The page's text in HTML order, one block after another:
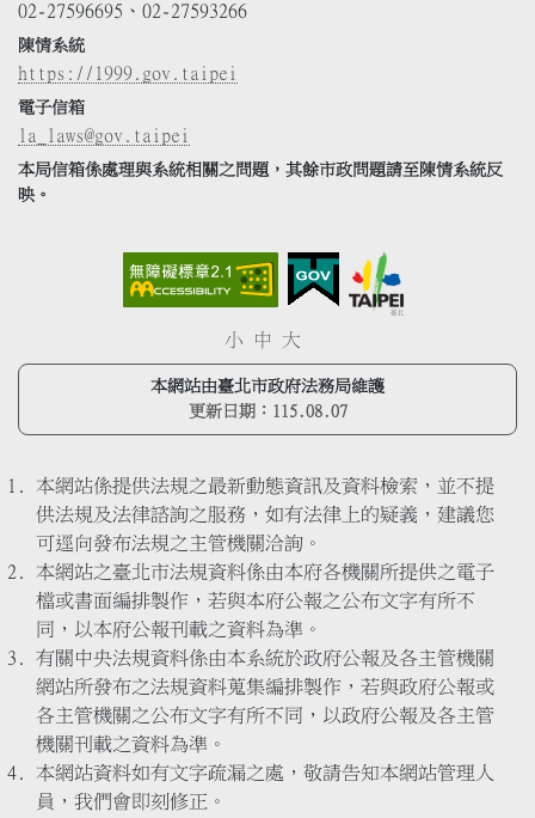
02-27596695、02-27593266
陳情系統
https://1999.gov.taipei
電子信箱
la_laws@gov.taipei
本局信箱係處理與系統相關之問題，其餘市政問題請至陳情系統反
映。
小 中 大
本網站由臺北市政府法務局維護
更新日期： 115.08.07
本網站係提供法規之最新動態資訊及資料檢索，並不提
供法規及法律諮詢之服務，如有法律上的疑義，建議您
可逕向發布法規之主管機關洽詢。
本網站之臺北市法規資料係由本府各機關所提供之電子
檔或書面編排製作，若與本府公報之公布文字有所不
同，以本府公報刊載之資料為準。
有關中央法規資料係由本系統於政府公報及各主管機關
網站所發布之法規資料蒐集編排製作，若與政府公報或
各主管機關之公布文字有所不同，以政府公報及各主管
機關刊載之資料為準。
本網站資料如有文字疏漏之處，敬請告知本網站管理人
員，我們會即刻修正。